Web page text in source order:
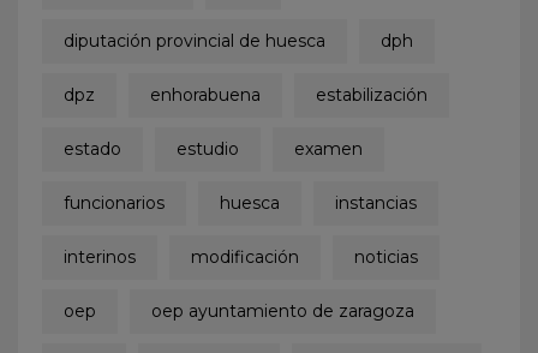
diputación provincial de huesca dph
dpz enhorabuena estabilización
estado estudio examen
funcionarios huesca instancias
interinos modificación noticias
oep oep ayuntamiento de zaragoza